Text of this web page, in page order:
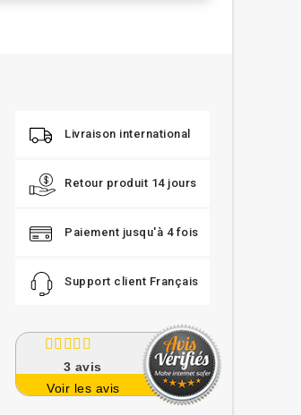
Livraison international
Retour produit 14 jours
Paiement jusqu'à 4 fois
Support client Français
3 avis
Voir les avis